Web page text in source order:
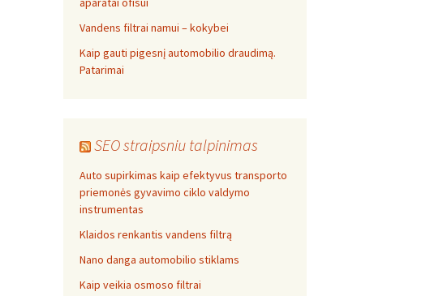
Vandens filtrai namui – kokybei
Kaip gauti pigesnį automobilio draudimą.
Patarimai
SEO straipsniu talpinimas
Auto supirkimas kaip efektyvus transporto
priemonės gyvavimo ciklo valdymo
instrumentas
Klaidos renkantis vandens filtrą
Nano danga automobilio stiklams
Kaip veikia osmoso filtrai